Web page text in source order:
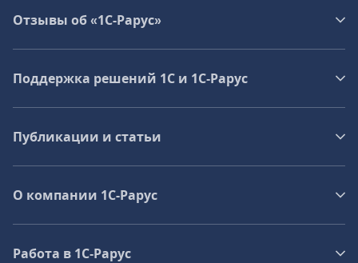
Отзывы об «1С-Рарус»
Поддержка решений 1С и 1С‑Рарус
Публикации и статьи
О компании 1C-Рарус
Работа в 1С‑Рарус